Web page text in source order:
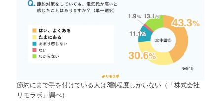
節約にまで手を付けている人は3割程度しかいない（「株式会社
リモラボ」調べ）